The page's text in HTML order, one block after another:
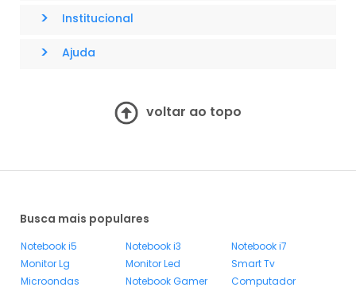
> Institucional
> Ajuda
voltar ao topo
Busca mais populares
Notebook i5 Notebook i3
Notebook i7
Monitor Lg
Monitor Led
Smart Tv
Microondas
Notebook Gamer
Computador